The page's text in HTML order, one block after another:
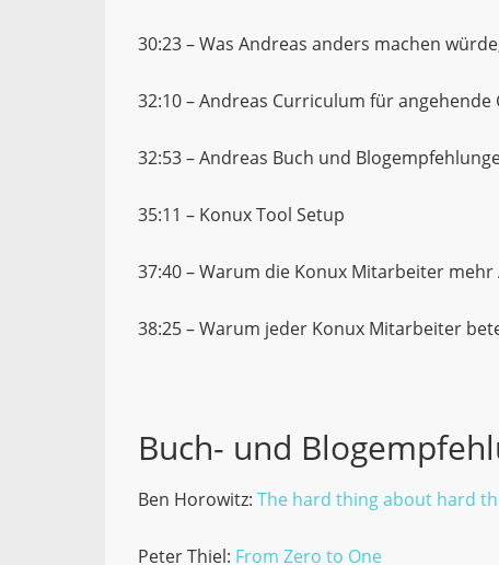
30:23 – Was Andreas anders machen
32:10 – Andreas Curriculum für
32:53 – Andreas Buch und
35:11 – Konux Tool Setup
37:40 – Warum die Konux Mitarbeiter
38:25 – Warum jeder Konux Mitarbeiter
Buch- und
Ben Horowitz: The hard thing about hard
Peter Thiel: From Zero to One